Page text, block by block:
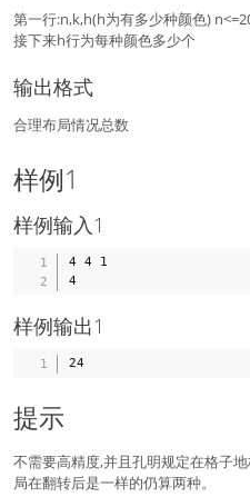
第一行:n,k,h(h为有多少种颜色)
接下来h行为每种颜色多少个
输出格式
合理布局情况总数
样例1
样例输入1
4 4 1
样例输出1
提示
不需要高精度,并且孔明规定在格子
局在翻转后是一样的仍算两种。